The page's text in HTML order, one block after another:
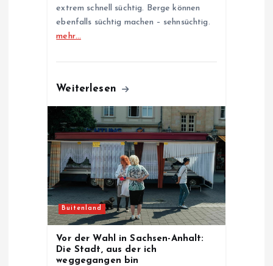
extrem schnell süchtig. Berge können
ebenfalls süchtig machen – sehnsüchtig.
mehr…
Weiterlesen
Buitenland
Vor der Wahl in Sachsen-Anhalt:
Die Stadt, aus der ich
weggegangen bin